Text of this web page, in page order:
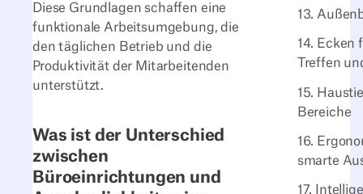
13.
14. Ecken
Treffen
15.
Bereiche
16.
smarte
17.
Diese Grundlagen schaffen eine
funktionale Arbeitsumgebung, die
den täglichen Betrieb und die
Produktivität der Mitarbeitenden
unterstützt.
Was ist der Unterschied
zwischen
Büroeinrichtungen und